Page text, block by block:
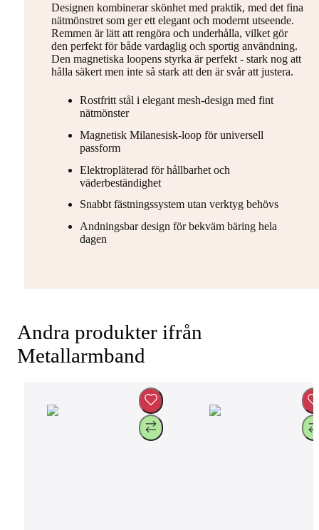
Designen kombinerar skönhet med praktik, med det fina
nätmönstret som ger ett elegant och modernt utseende.
Remmen är lätt att rengöra och underhålla, vilket gör
den perfekt för både vardaglig och sportig användning.
Den magnetiska loopens styrka är perfekt - stark nog att
hålla säkert men inte så stark att den är svår att justera.
Rostfritt stål i elegant mesh-design med fint
nätmönster
Magnetisk Milanesisk-loop för universell
passform
Elektropläterad för hållbarhet och
väderbeständighet
Snabbt fästningssystem utan verktyg behövs
Andningsbar design för bekväm bäring hela
dagen
Andra produkter ifrån
Metallarmband